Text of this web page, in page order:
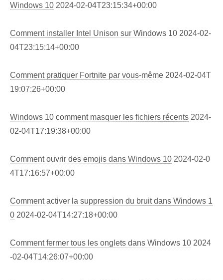
Windows 10 2024-02-04T23:15:34+00:00
Comment installer Intel Unison sur Windows 10 2024-02-
04T23:15:14+00:00
Comment pratiquer Fortnite par vous-même 2024-02-04T
19:07:26+00:00
Windows 10 comment masquer les fichiers récents 2024-
02-04T17:19:38+00:00
Comment ouvrir des emojis dans Windows 10 2024-02-0
4T17:16:57+00:00
Comment activer la suppression du bruit dans Windows 1
0 2024-02-04T14:27:18+00:00
Comment fermer tous les onglets dans Windows 10 2024
-02-04T14:26:07+00:00